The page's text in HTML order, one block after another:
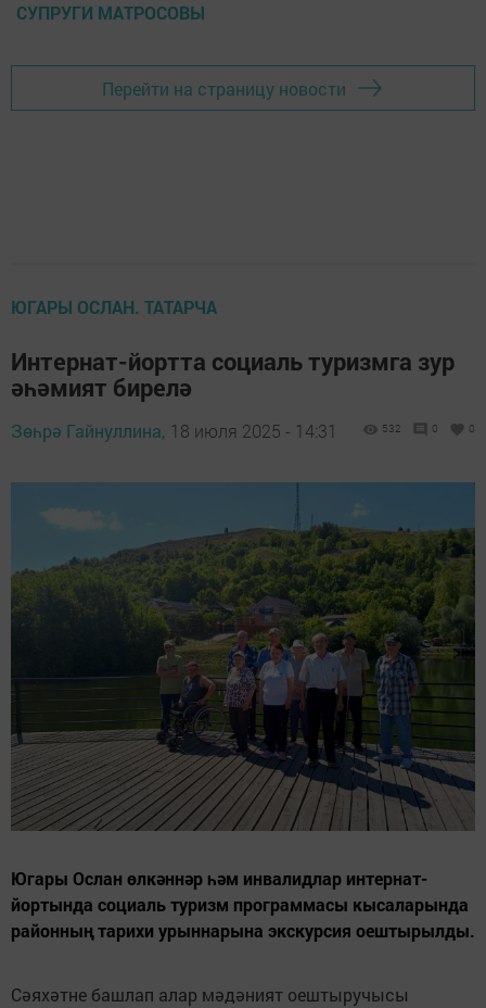
СУПРУГИ МАТРОСОВЫ
Перейти на страницу новости
ЮГАРЫ ОСЛАН. ТАТАРЧА
Интернат-йортта социаль туризмга зур
әһәмият бирелә
Зөһрә Гайнуллина, 18 июля 2025 - 14:31 532 0 0
Югары Ослан өлкәннәр һәм инвалидлар интернат-
йортында социаль туризм программасы кысаларында
районның тарихи урыннарына экскурсия оештырылды.
Сәяхәтне башлап алар мәдәният оештыручысы